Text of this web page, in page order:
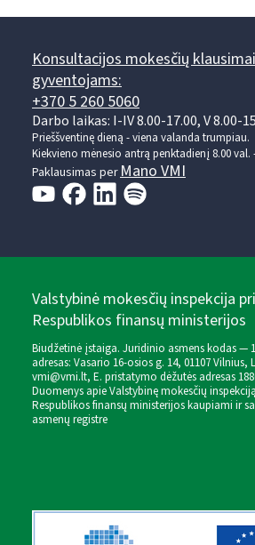
Konsultacijos mokesčių
gyventojams:
+370 5 260 5060
Darbo laikas: I-IV 8.00-17.00, V 8.00-
Prieššventinę dieną - viena valanda trumpiau.
Kiekvieno mėnesio antrą penktadienį 8.00 val.
Paklausimas perMano VMI
Valstybinė mokesčių inspekcija
Respublikos finansų ministerijos
Biudžetinė įstaiga. Juridinio asmens kodas —
adresas: Vasario 16-osios g. 14, 01107 Vilnius,
vmi@vmi.lt, E. pristatymo dėžutės adresas
Duomenys apie Valstybinę mokesčių
Respublikos finansų ministerijos kaupiami ir
asmenų registre